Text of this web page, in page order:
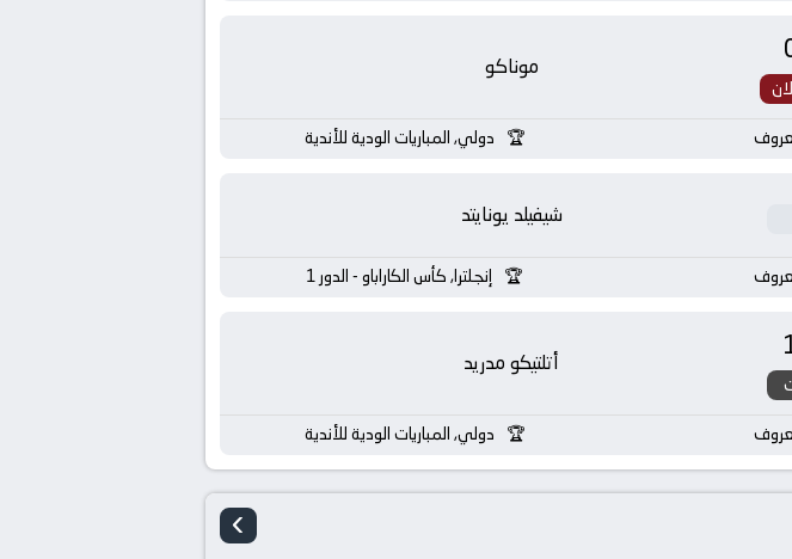
موناكو
دولي, المباريات الودية للأندية
شيفيلد يونايتد
إنجلترا, كأس الكاراباو - الدور 1
أتلتيكو مدريد
دولي, المباريات الودية للأندية
›